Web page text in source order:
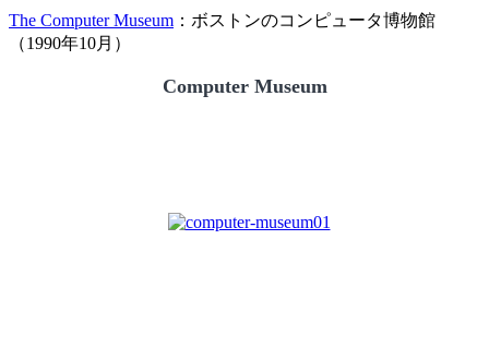
The Computer Museum ：ボストンのコンピュータ博物館
（1990年10月）
Computer Museum